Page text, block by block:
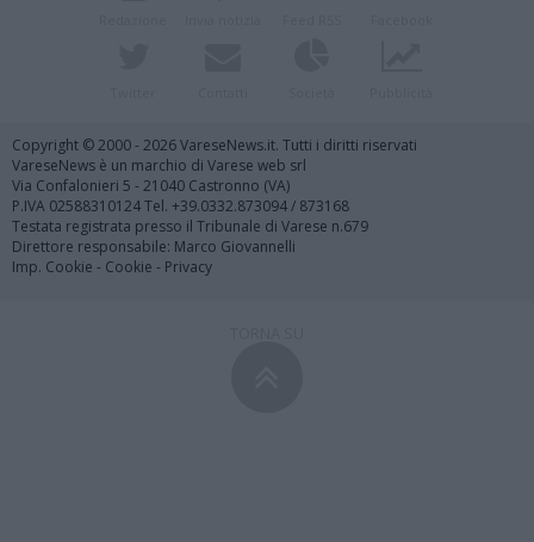
Copyright © 2000 - 2026 VareseNews.it. Tutti i diritti riservati
VareseNews è un marchio di Varese web srl
Via Confalonieri 5 - 21040 Castronno (VA)
P.IVA 02588310124 Tel. +39.0332.873094 / 873168
Testata registrata presso il Tribunale di Varese n.679
Direttore responsabile: Marco Giovannelli
Imp. Cookie - Cookie - Privacy